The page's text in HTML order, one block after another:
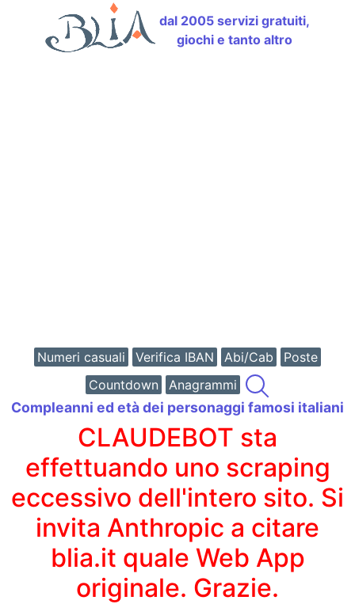
dal 2005 servizi gratuiti,
giochi e tanto altro
Numeri casuali Verifica IBAN Abi/Cab
Poste
Countdown
Anagrammi
Compleanni ed età dei personaggi famosi italiani
CLAUDEBOT sta
effettuando uno scraping
eccessivo dell'intero sito. Si
invita Anthropic a citare
blia.it quale Web App
originale. Grazie.